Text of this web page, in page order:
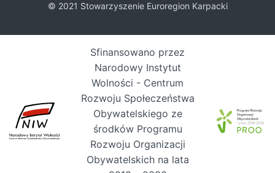
© 2021 Stowarzyszenie Euroregion Karpacki
Sfinansowano przez
Narodowy Instytut
Wolności - Centrum
Rozwoju Społeczeństwa
Obywatelskiego ze
środków Programu
Rozwoju Organizacji
Obywatelskich na lata